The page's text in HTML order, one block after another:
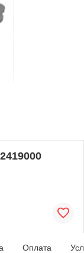
Оплата